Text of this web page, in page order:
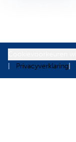
Privacyverklaring